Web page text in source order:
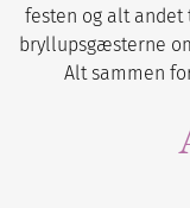
festen og alt andet
bryllupsgæsterne
Alt sammen